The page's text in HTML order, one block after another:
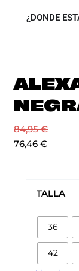
OPEN ZAPATILLAS
¿DONDE
84,95€
76,46 €
TALLA
36
42
MCQUEEN
BLANCAS
cantidad